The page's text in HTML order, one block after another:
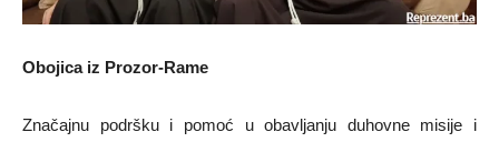
Obojica iz Prozor-Rame
Značajnu podršku i pomoć u obavljanju duhovne misije i